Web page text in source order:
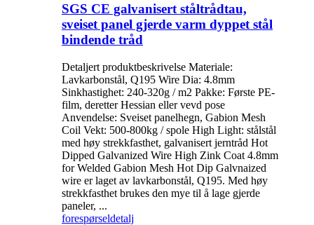
SGS CE galvanisert ståltrådtau,
sveiset panel gjerde varm dyppet stål
bindende tråd
Detaljert produktbeskrivelse Materiale:
Lavkarbonstål, Q195 Wire Dia: 4.8mm
Sinkhastighet: 240-320g / m2 Pakke: Første PE-
film, deretter Hessian eller vevd pose
Anvendelse: Sveiset panelhegn, Gabion Mesh
Coil Vekt: 500-800kg / spole High Light: stålstål
med høy strekkfasthet, galvanisert jerntråd Hot
Dipped Galvanized Wire High Zink Coat 4.8mm
for Welded Gabion Mesh Hot Dip Galvnaized
wire er laget av lavkarbonstål, Q195. Med høy
strekkfasthet brukes den mye til å lage gjerde
paneler, ...
forespørseldetalj